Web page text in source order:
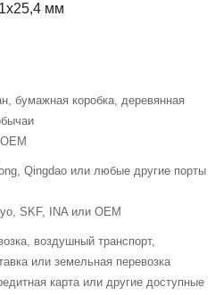
мм
бумажная коробка, деревянная
Qingdao или любые другие порты
SKF, INA или OEM
воздушный транспорт,
или земельная перевозка
карта или другие доступные